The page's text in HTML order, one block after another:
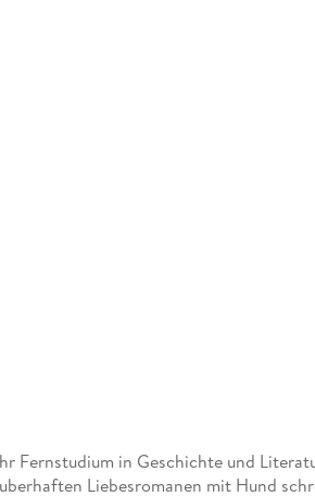
Fernstudium in Geschichte und
Liebesromanen mit Hund